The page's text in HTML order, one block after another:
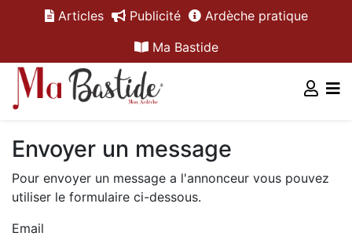
Articles Publicité
Ardèche pratique
Ma Bastide
Envoyer un message
Pour envoyer un message a l'annonceur vous pouvez
utiliser le formulaire ci-dessous.
Email